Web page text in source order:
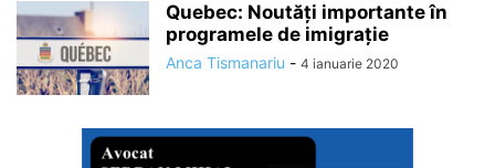
Quebec: Noutăți importante în
programele de imigrație
Anca Tismanariu - 4 ianuarie 2020